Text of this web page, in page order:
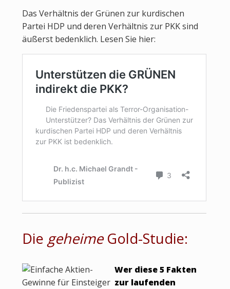
Das Verhältnis der Grünen zur kurdischen
Partei HDP und deren Verhältnis zur PKK sind
äußerst bedenklich. Lesen Sie hier:
Die geheimeGold-Studie:
Wer diese 5 Fakten
zur laufenden